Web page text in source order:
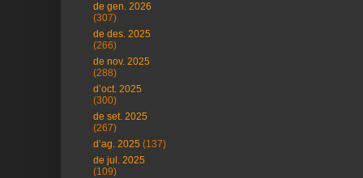
de gen. 2026
(307)
de des. 2025
(266)
de nov. 2025
(288)
d’oct. 2025
(300)
de set. 2025
(267)
d’ag. 2025 (137)
de jul. 2025
(109)